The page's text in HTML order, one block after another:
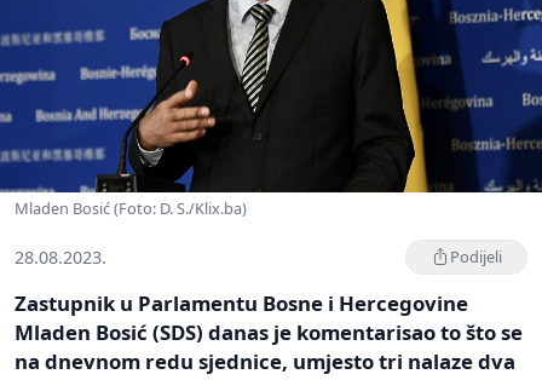
Mladen Bosić (Foto: D. S./Klix.ba)
28.08.2023. Podijeli
Zastupnik u Parlamentu Bosne i Hercegovine
Mladen Bosić (SDS) danas je komentarisao to što se
na dnevnom redu sjednice, umjesto tri nalaze dva